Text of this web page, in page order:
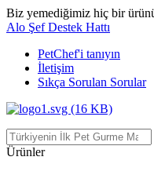
Biz yemediğimiz hiç bir
Alo Şef Destek Hattı
PetChef'i tanıyın
İletişim
Sıkça Sorulan Sorular
Ürünler